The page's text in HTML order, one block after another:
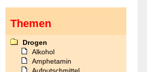
Themen
Drogen
Alkohol
Amphetamin
Aufputschmittel